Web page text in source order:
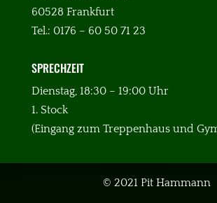
60528 Frankfurt
Tel.: 0176 – 60 50 71 23
SPRECHZEIT:
Dienstag, 18:30 – 19:00 Uhr
1. Stock
(Eingang zum Treppenhaus und
© 2021 Pit Hammann